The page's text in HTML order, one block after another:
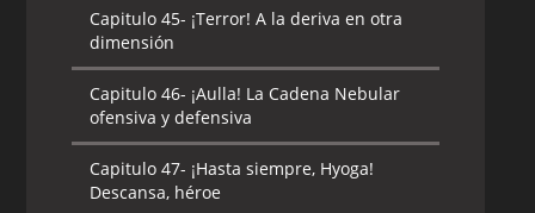
Capitulo 45- ¡Terror! A la deriva en otra
dimensión
Capitulo 46- ¡Aulla! La Cadena Nebular
ofensiva y defensiva
Capitulo 47- ¡Hasta siempre, Hyoga!
Descansa, héroe